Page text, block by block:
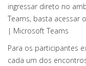
ingressar direto no
Teams, basta acessar
| Microsoft Teams
Para os participantes
cada um dos